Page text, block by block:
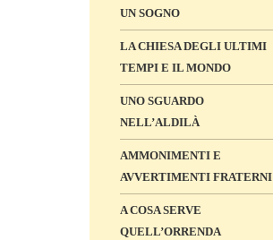
UN SOGNO
LA CHIESA DEGLI ULTIMI
TEMPI E IL MONDO
UNO SGUARDO
NELL’ALDILÀ
AMMONIMENTI E
AVVERTIMENTI FRATERNI
A COSA SERVE
QUELL’ORRENDA